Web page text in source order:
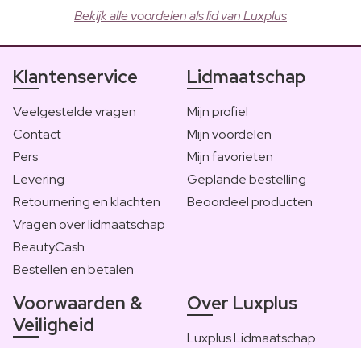
Bekijk alle voordelen als lid van Luxplus
Klantenservice
Veelgestelde vragen
Contact
Pers
Levering
Retournering en klachten
Vragen over lidmaatschap
BeautyCash
Bestellen en betalen
Lidmaatschap
Mijn profiel
Mijn voordelen
Mijn favorieten
Geplande bestelling
Beoordeel producten
Voorwaarden &
Veiligheid
Over Luxplus
Luxplus Lidmaatschap